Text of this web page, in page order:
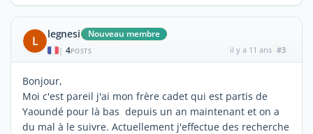
L legnesi Nouveau membre
| 4POSTS il y a 11 ans #3
Bonjour,
Moi c'est pareil j'ai mon frère cadet qui est partis de
Yaoundé pour là bas depuis un an maintenant et on a
du mal à le suivre. Actuellement j'effectue des recherche